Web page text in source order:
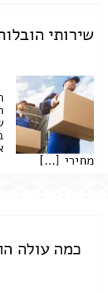
שירותי
מחירי […]
כמה עולה